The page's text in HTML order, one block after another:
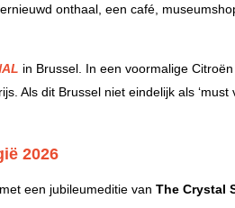
onthaal, een café,
in Brussel. In een voormalige
Als dit Brussel niet eindelijk als
2026
een jubileumeditie vanThe Crystal